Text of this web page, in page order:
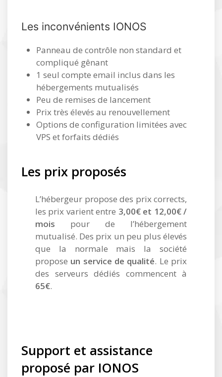
Les inconvénients IONOS
Panneau de contrôle non standard et
compliqué gênant
1 seul compte email inclus dans les
hébergements mutualisés
Peu de remises de lancement
Prix très élevés au renouvellement
Options de configuration limitées avec
VPS et forfaits dédiés
Les prix proposés
L’hébergeur propose des prix corrects,
les prix varient entre 3,00€ et 12,00€ /
mois pour de l’hébergement
mutualisé. Des prix un peu plus élevés
que la normale mais la société
propose un service de qualité. Le prix
des serveurs dédiés commencent à
65€.
Support et assistance
proposé par IONOS